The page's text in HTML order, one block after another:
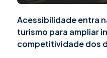
Acessibilidade entra
turismo para ampliar
competitividade dos